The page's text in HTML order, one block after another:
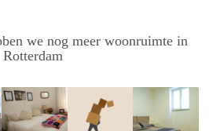
we nog meer woonruimte in
Rotterdam